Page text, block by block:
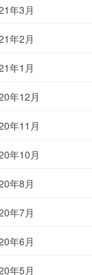
年3月
年2月
年1月
年12月
年11月
年10月
年8月
年7月
年6月
年5月